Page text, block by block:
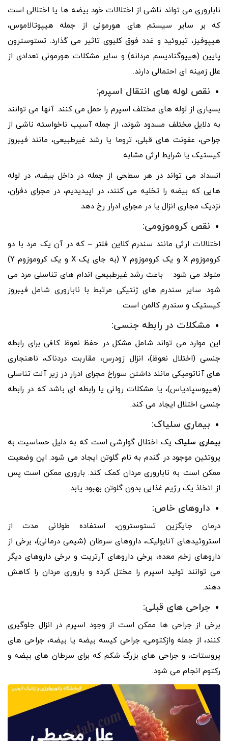
ناباروری می تواند ناشی از اختلالات خود بیضه ها یا اختلالی است
که بر سایر سیستم های هورمونی از جمله هیپوتالاموس،
هیپوفیز، تیروئید و غدد فوق کلیوی تاثیر می گذارد. تستوسترون
پایین (هیپوگنادیسم مردانه) و سایر مشکلات هورمونی تعدادی از
علل زمینه ای احتمالی دارند.
نقص لوله های انتقال اسپرم:
بسیاری از لوله های مختلف اسپرم را حمل می کنند. آنها می توانند
به دلایل مختلف مسدود شوند، از جمله آسیب ناخواسته ناشی از
جراحی، عفونت های قبلی، تروما یا رشد غیرطبیعی، مانند فیبروز
کیستیک یا شرایط ارثی مشابه.
انسداد می تواند در هر سطحی از جمله در داخل بیضه، در لوله
هایی که بیضه را تخلیه می کنند، در اپیدیدیم، در مجرای دفران،
نزدیک مجاری انزال یا در مجرای ادرار رخ دهد.
نقص کروموزومی:
اختلالات ارثی مانند سندرم کلاین فلتر – که در آن یک مرد با دو
کروموزوم X و یک کروموزوم Y (به جای یک X و یک کروموزوم Y)
متولد می شود – باعث رشد غیرطبیعی اندام های تناسلی مرد می
شود. سایر سندرم های ژنتیکی مرتبط با ناباروری شامل فیبروز
کیستیک و سندرم کالمن است.
مشکلات در رابطه جنسی:
این موارد می تواند شامل مشکل در حفظ نعوظ کافی برای رابطه
جنسی (اختلال نعوظ)، انزال زودرس، مقاربت دردناک، ناهنجاری
های آناتومیکی مانند داشتن سوراخ مجرای ادرار در زیر آلت تناسلی
(هیپوسپادیاس)، یا مشکلات روانی یا رابطه ای باشد که در رابطه
جنسی اختلال ایجاد می کند.
بیماری سلیاک:
بیماری سلیاک یک اختلال گوارشی است که به دلیل حساسیت به
پروتئین موجود در گندم به نام گلوتن ایجاد می شود. این وضعیت
ممکن است به ناباروری مردان کمک کند. باروری ممکن است پس
از اتخاذ یک رژیم غذایی بدون گلوتن بهبود یابد.
داروهای خاص:
درمان جایگزین تستوسترون، استفاده طولانی مدت از
استروئیدهای آنابولیک، داروهای سرطان (شیمی درمانی)، برخی از
داروهای زخم معده، برخی داروهای آرتریت و برخی داروهای دیگر
می توانند تولید اسپرم را مختل کرده و باروری مردان را کاهش
دهند.
جراحی های قبلی:
برخی از جراحی ها ممکن است از وجود اسپرم در انزال جلوگیری
کنند، از جمله وازکتومی، جراحی کیسه بیضه یا بیضه، جراحی های
پروستات، و جراحی های بزرگ شکم که برای سرطان های بیضه و
رکتوم انجام می شود.